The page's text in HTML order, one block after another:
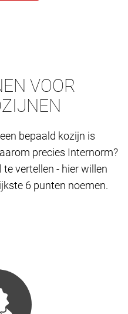
VOOR
bepaald kozijn is
precies Internorm?
vertellen - hier willen
6 punten noemen.